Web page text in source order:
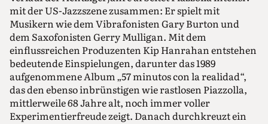
mit der US-Jazzszene zusammen: Er spielt mit
Musikern wie dem Vibrafonisten Gary Burton und
dem Saxofonisten Gerry Mulligan. Mit dem
einflussreichen Produzenten Kip Hanrahan entstehen
bedeutende Einspielungen, darunter das 1989
aufgenommene Album „57 minutos con la realidad“,
das den ebenso inbrünstigen wie rastlosen Piazzolla,
mittlerweile 68 Jahre alt, noch immer voller
Experimentierfreude zeigt. Danach durchkreuzt ein